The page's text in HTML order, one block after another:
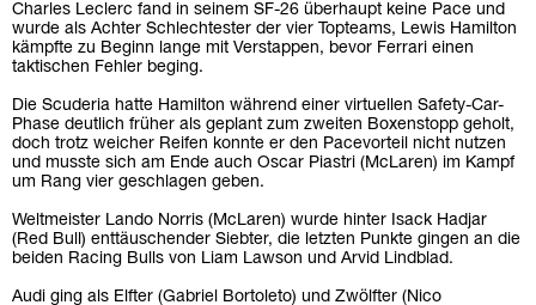
Charles Leclerc fand in seinem SF-26 überhaupt keine Pace und
wurde als Achter Schlechtester der vier Topteams, Lewis Hamilton
kämpfte zu Beginn lange mit Verstappen, bevor Ferrari einen
taktischen Fehler beging.
Die Scuderia hatte Hamilton während einer virtuellen Safety-Car-
Phase deutlich früher als geplant zum zweiten Boxenstopp geholt,
doch trotz weicher Reifen konnte er den Pacevorteil nicht nutzen
und musste sich am Ende auch Oscar Piastri (McLaren) im Kampf
um Rang vier geschlagen geben.
Weltmeister Lando Norris (McLaren) wurde hinter Isack Hadjar
(Red Bull) enttäuschender Siebter, die letzten Punkte gingen an die
beiden Racing Bulls von Liam Lawson und Arvid Lindblad.
Audi ging als Elfter (Gabriel Bortoleto) und Zwölfter (Nico